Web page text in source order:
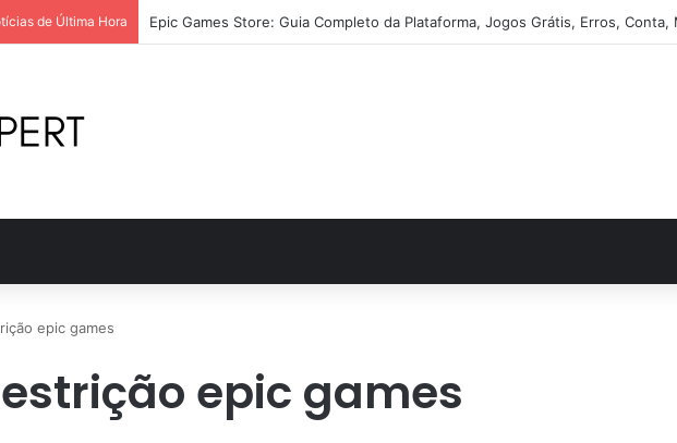
de Última Hora Epic Games Store: Guia Completo da Plataforma, Jogos Grátis, Erros,
epic games
epic games